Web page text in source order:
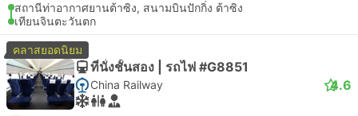
สถานีท่าอากาศยานต้าซิง, สนามบินปักกิ่ง ต้าซิง
เทียนจินตะวันตก
คลาสยอดนิยม
ที่นั่งชั้นสอง | รถไฟ #G8851
China Railway 4.6